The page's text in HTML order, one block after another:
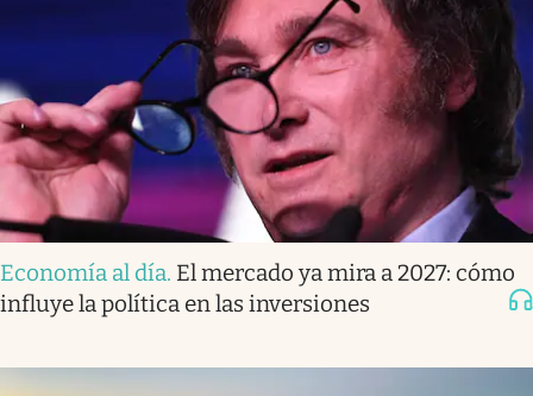
Economía al día. El mercado ya mira a 2027: cómo
influye la política en las inversiones